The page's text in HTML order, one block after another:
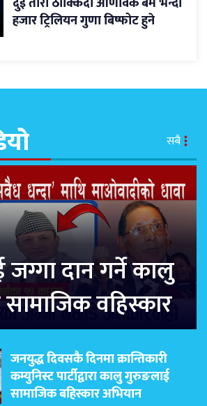
हजार ट्रिलियन गुणा बिष्फोट हुने
सबै
दान गर्ने कालु
वहिस्कार
जनयुद्ध दिवसकै दिनमा क्रान्तिकारी
कम्युनिस्ट पार्टीद्वारा कालु गुरुङलाई
सामाजिक बहिस्कार अभियान